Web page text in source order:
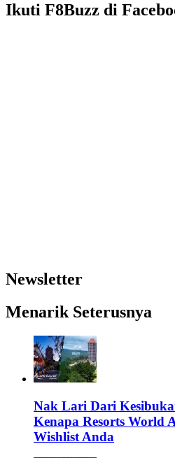
Ikuti F8Buzz di
Newsletter
Menarik Seterusnya
Nak Lari Dari
Kenapa Resorts World
Wishlist Anda